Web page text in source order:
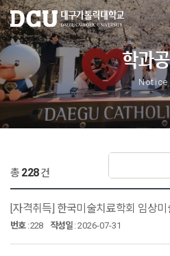
학과
Notice
총 228건
번호:228 작성일 :2026-07-31